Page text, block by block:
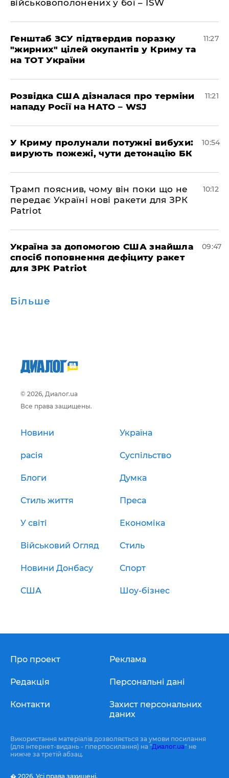
військовополонених у бої – ISW
Генштаб ЗСУ підтвердив поразку
"жирних" цілей окупантів у Криму та
на ТОТ України
11:27
Розвідка США дізналася про терміни
нападу Росії на НАТО – WSJ
11:21
У Криму пролунали потужні вибухи:
вирують пожежі, чути детонацію БК
10:54
Трамп пояснив, чому він поки що не
передає Україні нові ракети для ЗРК
Patriot
10:12
Україна за допомогою США знайшла
спосіб поповнення дефіциту ракет
для ЗРК Patriot
09:47
Більше
© 2026, Диалог.ua
Все права защищены.
Новини Україна
расія Суспільство
Блоги Думка
Стиль життя Преса
У світі Економіка
Військовий Огляд Стиль
Новини Донбасу Спорт
США Шоу-бізнес
Про проект
Редакція
Контакти
Реклама
Персональні дані
Захист персональних
даних
Використання матеріалів дозволяється за умови посилання
(для інтернет-видань - гіперпосилання) на "Диалог.ua" не
нижче за третій абзац.
� 2026, Усі права захищені.